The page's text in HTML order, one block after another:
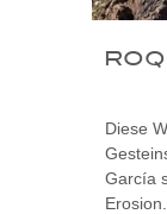
Diese
García